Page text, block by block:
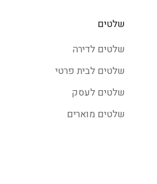
שלטים
שלטים לדירה
שלטים לבית פרטי
שלטים לעסק
שלטים מוארים